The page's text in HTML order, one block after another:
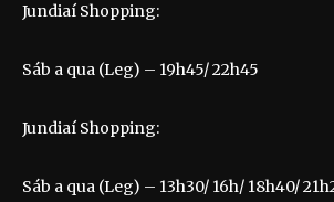
Jundiaí Shopping:
Sáb a qua (Leg) – 19h45/ 22h45
Jundiaí Shopping:
Sáb a qua (Leg) – 13h30/ 16h/ 18h40/